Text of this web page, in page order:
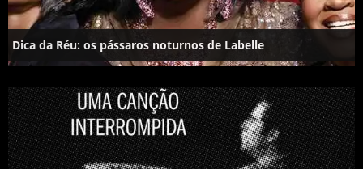
Dica da Réu: os pássaros noturnos de Labelle